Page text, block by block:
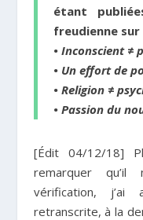
étant
freudiennesur
• Inconscient ≠
• Un effort de
• Religion ≠
• Passion du
[Édit 04/12/18]
remarquer
vérification, j’ai
retranscrite, à la